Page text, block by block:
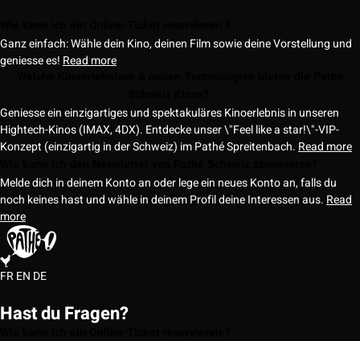
Ganz einfach: Wähle dein Kino, deinen Film sowie deine Vorstellung und
geniesse es! Read more
Geniesse ein einzigartiges und spektakuläres Kinoerlebnis in unseren
Hightech-Kinos (IMAX, 4DX). Entdecke unser \"Feel like a star!\"-VIP-
Konzept (einzigartig in der Schweiz) im Pathé Spreitenbach. Read more
Melde dich in deinem Konto an oder lege ein neues Konto an, falls du
noch keines hast und wähle in deinem Profil deine Interessen aus. Read
more
FREN DE
Hast du Fragen?